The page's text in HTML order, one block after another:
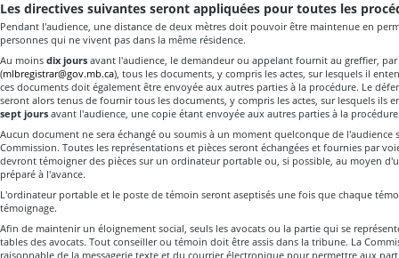
Les directives suivantes seront appliquées pour toutes les
Pendant I'audience, une distance de deux mètres doit pouvoir être maintenue en
personnes qui ne vivent pas dans la même résidence.
Au moins dix jours avant l'audience, le demandeur ou appelant fournit au greffier,
(mlbregistrar@gov.mb.ca), tous les documents, y compris les actes, sur lesquels il
ces documents doit également être envoyée aux autres parties à la procédure. Le
seront alors tenus de fournir tous les documents, y compris les actes, sur lesquels ils
sept jours avant l'audience, une copie étant envoyée aux autres parties à la
Aucun document ne sera échangé ou soumis à un moment quelconque de l'audience
Commission. Toutes les représentations et pièces seront échangées et fournies par
devront témoigner des pièces sur un ordinateur portable ou, si possible, au moyen
préparé à l'avance.
L'ordinateur portable et le poste de témoin seront aseptisés une fois que chaque
témoignage.
Afin de maintenir un éloignement social, seuls les avocats ou la partie qui se
tables des avocats. Tout conseiller ou témoin doit être assis dans la tribune. La
raisonnable de la messagerie texte et du courrier électronique pour permettre aux